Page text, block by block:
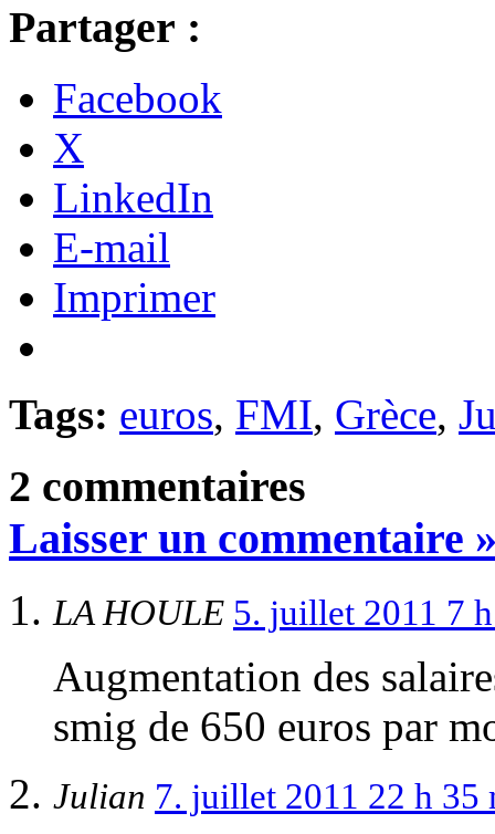
Partager :
Facebook
X
LinkedIn
E-mail
Imprimer
Tags: euros, FMI, Grèce,
2 commentaires
Laisser un commentaire
LA HOULE 5. juillet 2011 7
Augmentation des
smig de 650 euros par
Julian 7. juillet 2011 22 h